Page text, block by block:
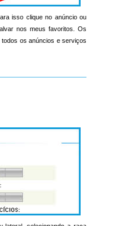
isso clique no anúncio ou
nos meus favoritos. Os
todos os anúncios e serviços